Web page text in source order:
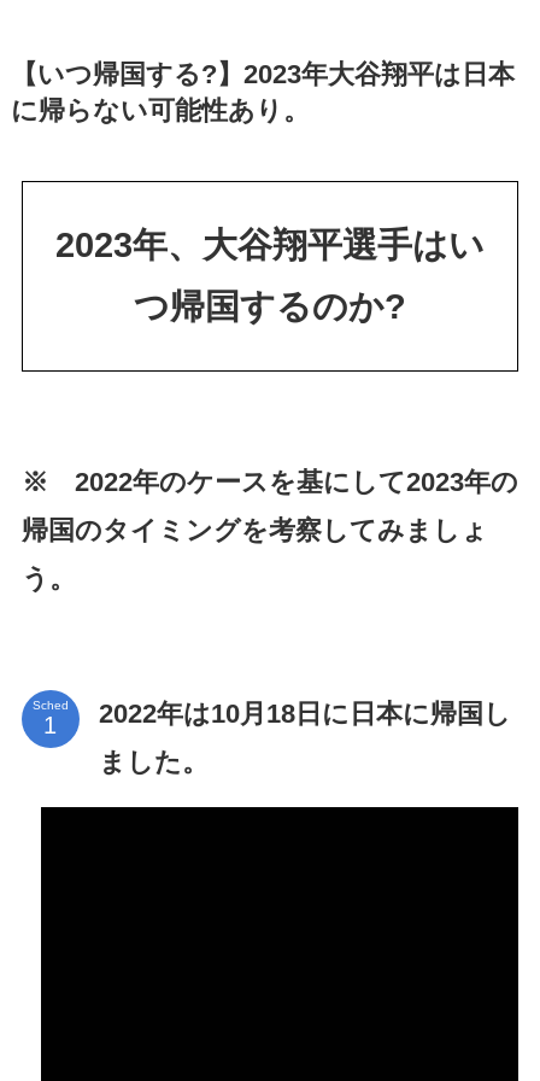
【いつ帰国する?】2023年大谷翔平は日本
に帰らない可能性あり。
2023年、大谷翔平選手はい
つ帰国するのか?
※ 2022年のケースを基にして2023年の
帰国のタイミングを考察してみましょ
う。
Sched
2022年は10月18日に日本に帰国し
ました。